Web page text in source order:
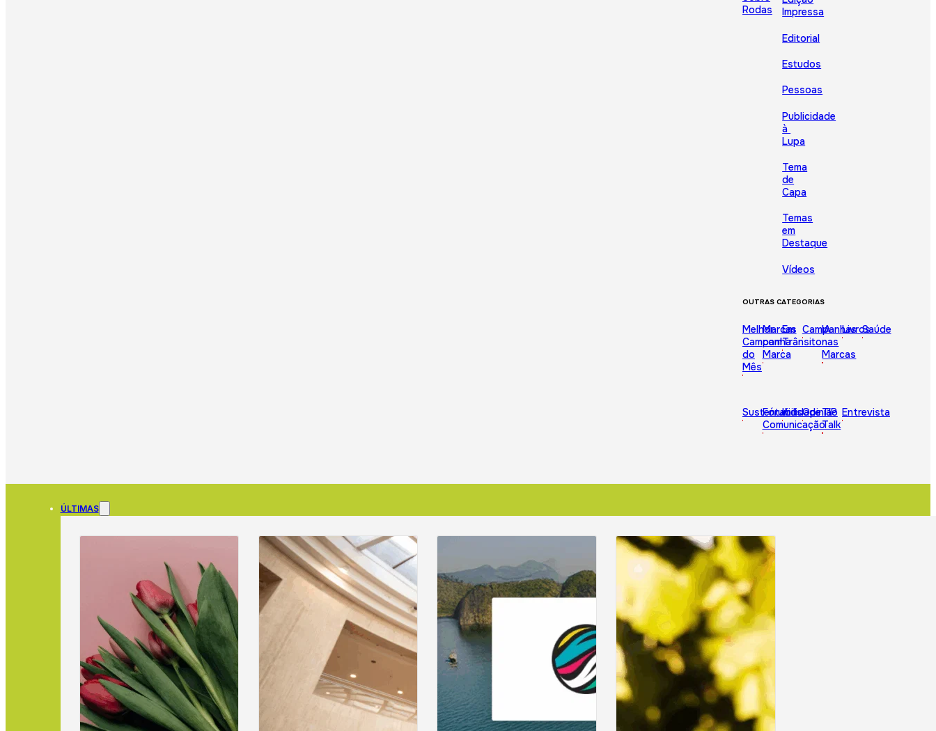
Rodas
Impressa
Editorial
Estudos
Pessoas
Publicidade
à
Lupa
Tema
de
Capa
Temas
em
Destaque
Vídeos
OUTRAS CATEGORIAS
Melhor
Campanha
do
Mês
Marcas
com
Marca
Em
Trânsito
Campanhas
IA
nas
Marcas
LivrosSaúde
Sustentabilidade
Fórum
Comunicação
KidsOpinião
TIP
Talk
Entrevista
ÚLTIMAS